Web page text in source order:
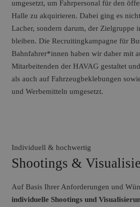
umgesetzt, um Fahrpersonal für den
Halle zu akquirieren. Dabei ging es
Lacher, sondern darum, der Zielgruppe
bleiben. Die Recruitingkampagne für
Bahnfahrer*innen haben wir daher mit
Mitarbeitenden der HAVAG gestaltet
als auch auf Fahrzeugbeklebungen
und Werbemitteln umgesetzt.
Individuell & hochwertig
Shootings &
Auf Basis Ihrer Anforderungen und
individuelle Shootings und